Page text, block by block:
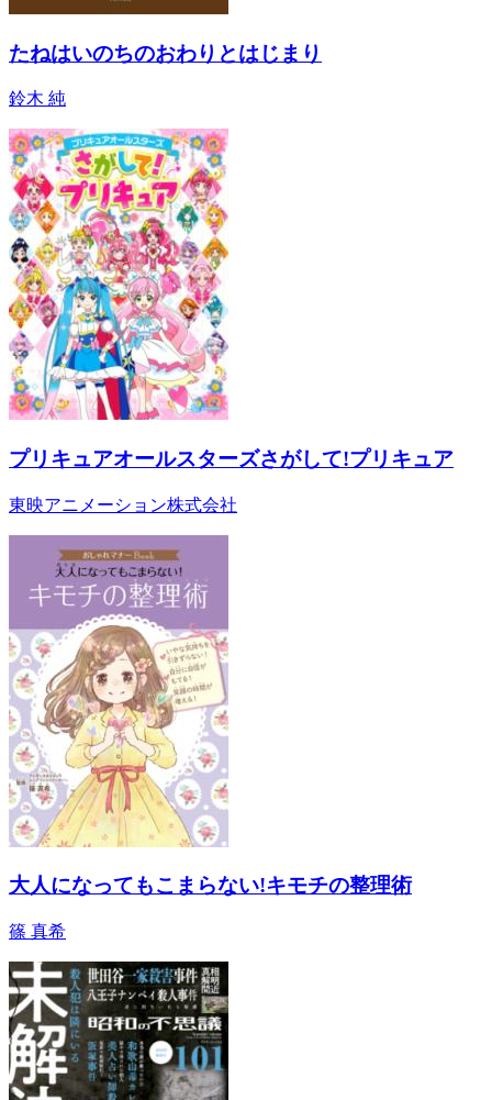
たねはいのちのおわりとはじまり
鈴木 純
プリキュアオールスターズさがして!プリキュア
東映アニメーション株式会社
大人になってもこまらない!キモチの整理術
篠 真希